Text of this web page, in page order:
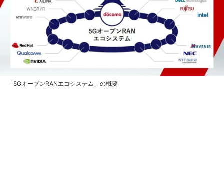
「5GオープンRANエコシステム」の概要